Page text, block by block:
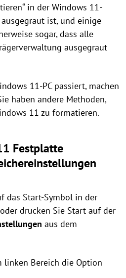
in der Windows 11-
ist, und einige
sogar, dass alle
ausgegraut
11-PC passiert, machen
haben andere Methoden,
11 zu formatieren.
Festplatte
das Start-Symbol in der
drücken Sie Start auf der
aus dem
linken Bereich die Option